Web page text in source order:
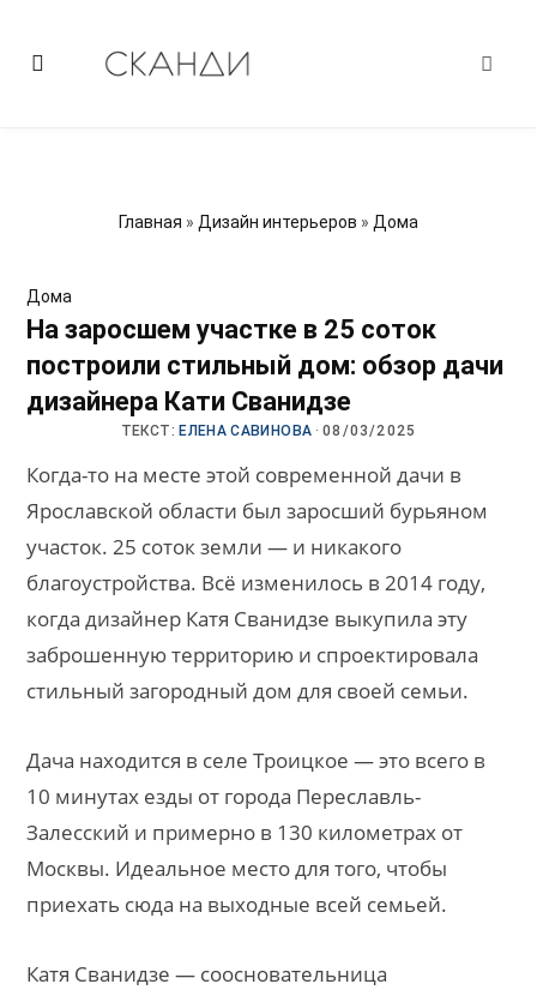
Главная » Дизайн интерьеров » Дома
Дома
На заросшем участке в 25 соток
построили стильный дом: обзор дачи
дизайнера Кати Сванидзе
ТЕКСТ: ЕЛЕНА САВИНОВА ·08/03/2025
Когда-то на месте этой современной дачи в
Ярославской области был заросший бурьяном
участок. 25 соток земли — и никакого
благоустройства. Всё изменилось в 2014 году,
когда дизайнер Катя Сванидзе выкупила эту
заброшенную территорию и спроектировала
стильный загородный дом для своей семьи.
Дача находится в селе Троицкое — это всего в
10 минутах езды от города Переславль-
Залесский и примерно в 130 километрах от
Москвы. Идеальное место для того, чтобы
приехать сюда на выходные всей семьей.
Катя Сванидзе — соосновательница